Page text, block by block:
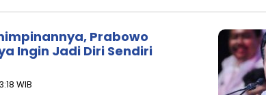
Prabowo
Ingin Jadi Diri Sendiri
WIB